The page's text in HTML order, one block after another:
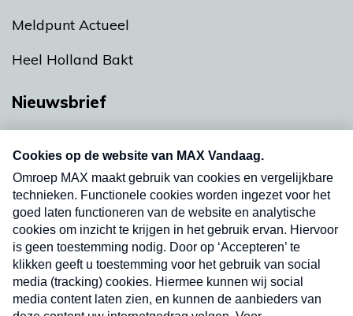
Meldpunt Actueel
Heel Holland Bakt
Nieuwsbrief
nieuwsbrief. Elke vrijdag- en dinsdagochtend in
uw mailbox.
Verzend